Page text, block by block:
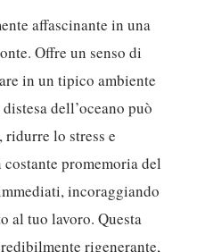
affascinante in una
Offre un senso di
in un tipico ambiente
dell’oceano può
ridurre lo stress e
promemoria del
incoraggiando
al tuo lavoro. Questa
rigenerante,